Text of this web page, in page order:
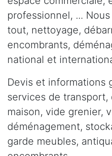
professionnel, ...
tout, nettoyage,
encombrants,
national et
Devis et informations
services de transport,
maison, vide grenier,
déménagement,
garde meubles,